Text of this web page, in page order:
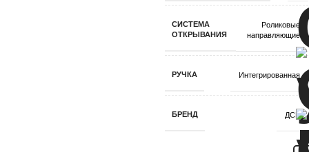
СИСТЕМА
ОТКРЫВАНИЯ
Роликовые
направляющие
РУЧКА Интегрированная
БРЕНД ДСВ